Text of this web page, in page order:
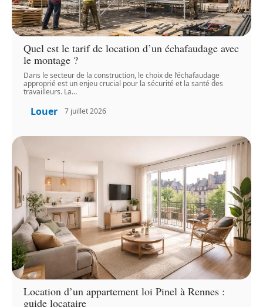
Quel est le tarif de location d’un échafaudage avec
le montage ?
Dans le secteur de la construction, le choix de l’échafaudage
approprié est un enjeu crucial pour la sécurité et la santé des
travailleurs. La…
Louer 7 juillet 2026
Location d’un appartement loi Pinel à Rennes :
guide locataire